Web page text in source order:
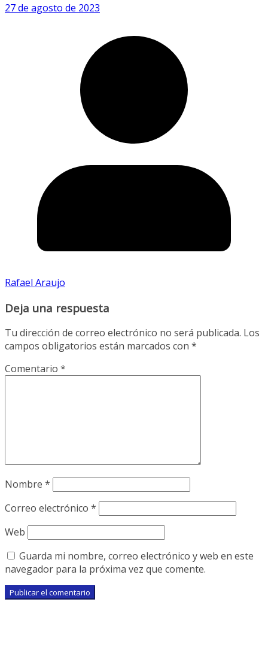
27 de agosto de 2023
Rafael Araujo
Deja una respuesta
Tu dirección de correo electrónico no será publicada. Los
campos obligatorios están marcados con *
Comentario *
Nombre *
Correo electrónico *
Web
Guarda mi nombre, correo electrónico y web en este
navegador para la próxima vez que comente.